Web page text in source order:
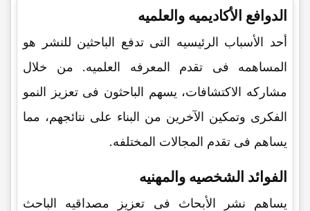
الدوافع الأکادیمیه والعلمیه
أحد الأسباب الرئیسیه التی تدفع الباحثین للنشر هو
المساهمه فی تقدم المعرفه العلمیه. من خلال
مشارکه الاکتشافات، یسهم الباحثون فی تعزیز النمو
الفکری وتمکین الآخرین من البناء على نتائجهم، مما
یساهم فی تقدم المجالات المختلفه.
الفوائد الشخصیه والمهنیه
یساهم نشر الأبحاث فی تعزیز مصداقیه الباحث